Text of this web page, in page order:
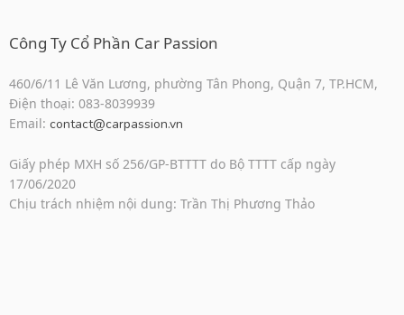
Công Ty Cổ Phần Car Passion
460/6/11 Lê Văn Lương, phường Tân Phong, Quận 7, TP.HCM,
Điện thoại: 083-8039939
Email: contact@carpassion.vn
Giấy phép MXH số 256/GP-BTTTT do Bộ TTTT cấp ngày
17/06/2020
Chịu trách nhiệm nội dung: Trần Thị Phương Thảo